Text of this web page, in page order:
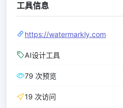
工具信息
https://watermarkly.com
AI设计工具
79 次预览
19 次访问